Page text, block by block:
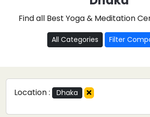
Find all Best Yoga & Meditation
All Categories Filter
Location : Dhaka